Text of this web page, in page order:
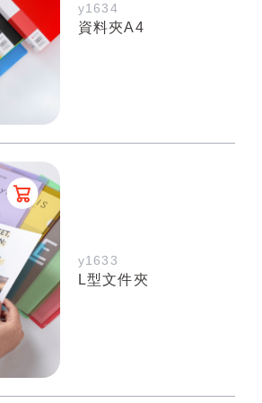
y1634
資料夾A4
y1633
L型文件夾